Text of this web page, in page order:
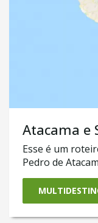
Atacama e
Esse é um
Pedro de
Bolívia. Ele o
Pedro do
magnífico
Lagunas